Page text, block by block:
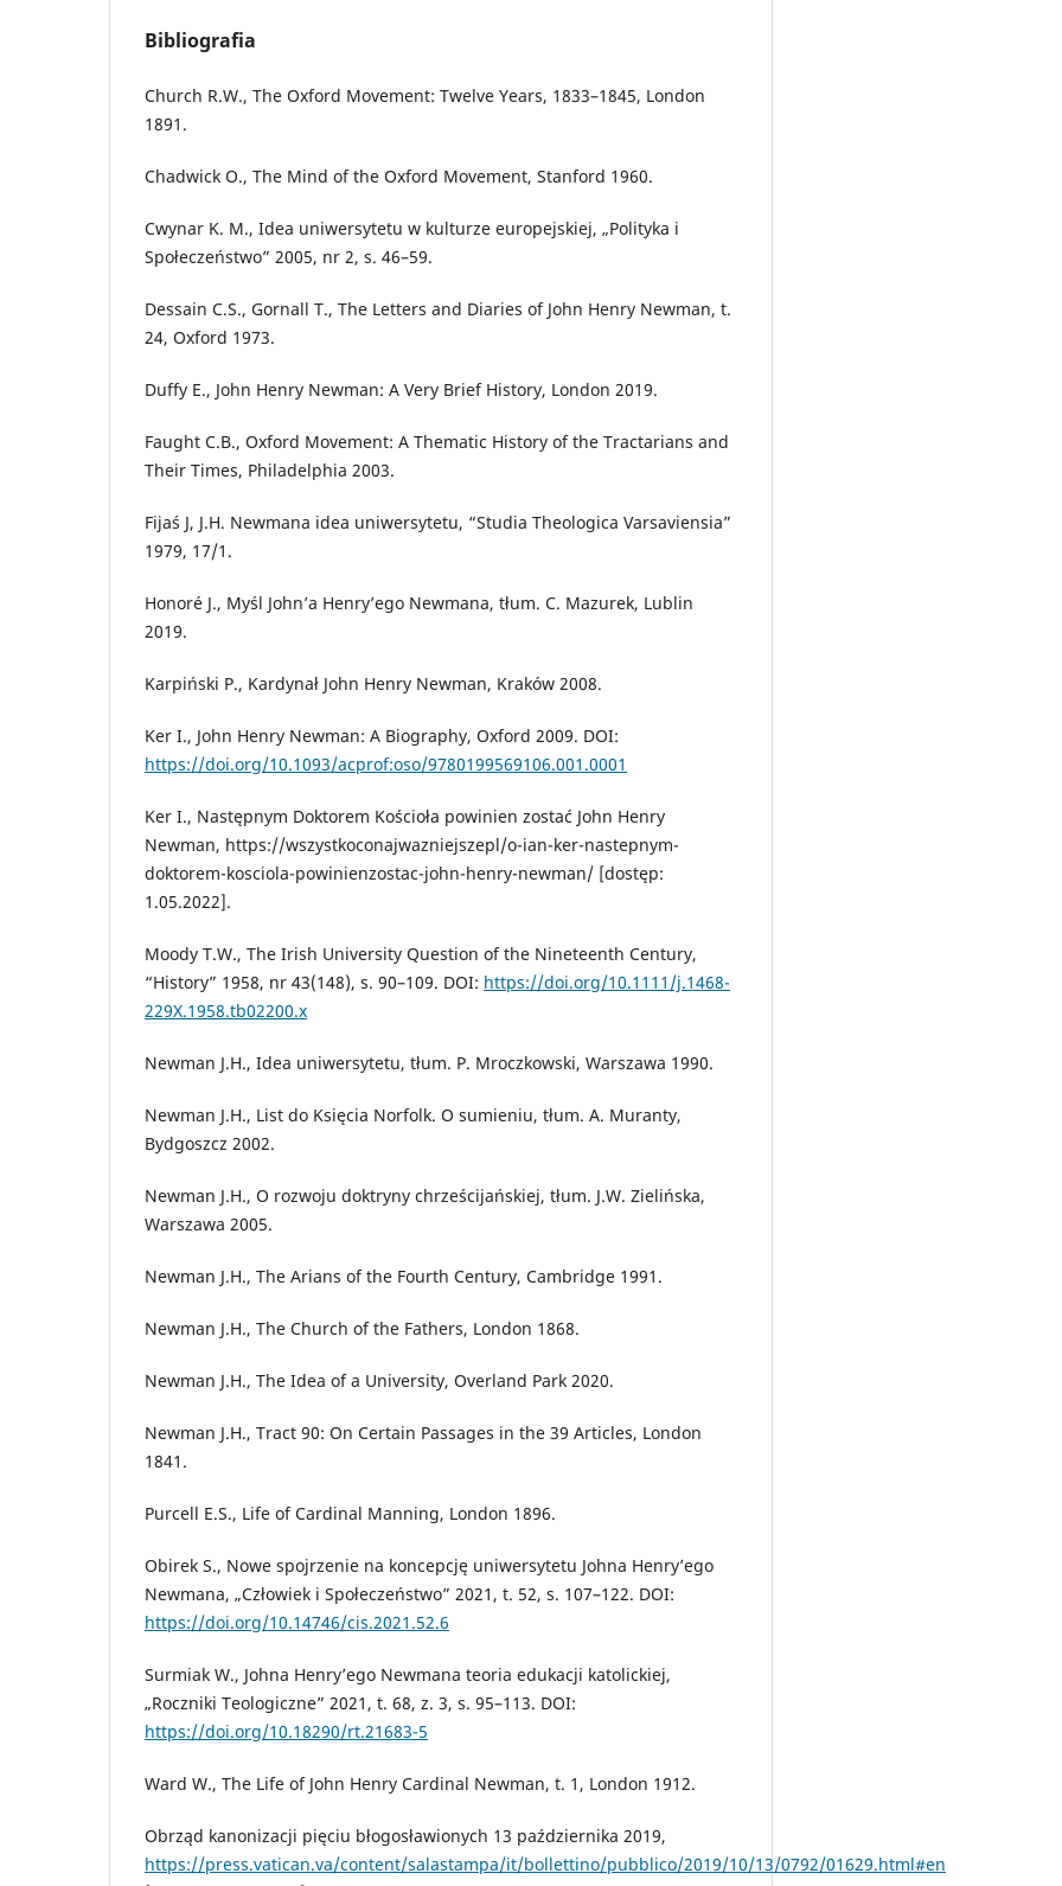
Bibliografia
Church R.W., The Oxford Movement: Twelve Years, 1833–1845, London
1891.
Chadwick O., The Mind of the Oxford Movement, Stanford 1960.
Cwynar K. M., Idea uniwersytetu w kulturze europejskiej, „Polityka i
Społeczeństwo” 2005, nr 2, s. 46–59.
Dessain C.S., Gornall T., The Letters and Diaries of John Henry Newman, t.
24, Oxford 1973.
Duffy E., John Henry Newman: A Very Brief History, London 2019.
Faught C.B., Oxford Movement: A Thematic History of the Tractarians and
Their Times, Philadelphia 2003.
Fijaś J, J.H. Newmana idea uniwersytetu, “Studia Theologica Varsaviensia”
1979, 17/1.
Honoré J., Myśl John’a Henry’ego Newmana, tłum. C. Mazurek, Lublin
2019.
Karpiński P., Kardynał John Henry Newman, Kraków 2008.
Ker I., John Henry Newman: A Biography, Oxford 2009. DOI:
https://doi.org/10.1093/acprof:oso/9780199569106.001.0001
Ker I., Następnym Doktorem Kościoła powinien zostać John Henry
Newman, https://wszystkoconajwazniejszepl/o-ian-ker-nastepnym-
doktorem-kosciola-powinienzostac-john-henry-newman/ [dostęp:
1.05.2022].
Moody T.W., The Irish University Question of the Nineteenth Century,
“History” 1958, nr 43(148), s. 90–109. DOI: https://doi.org/10.1111/j.1468-
229X.1958.tb02200.x
Newman J.H., Idea uniwersytetu, tłum. P. Mroczkowski, Warszawa 1990.
Newman J.H., List do Księcia Norfolk. O sumieniu, tłum. A. Muranty,
Bydgoszcz 2002.
Newman J.H., O rozwoju doktryny chrześcijańskiej, tłum. J.W. Zielińska,
Warszawa 2005.
Newman J.H., The Arians of the Fourth Century, Cambridge 1991.
Newman J.H., The Church of the Fathers, London 1868.
Newman J.H., The Idea of a University, Overland Park 2020.
Newman J.H., Tract 90: On Certain Passages in the 39 Articles, London
1841.
Purcell E.S., Life of Cardinal Manning, London 1896.
Obirek S., Nowe spojrzenie na koncepcję uniwersytetu Johna Henry’ego
Newmana, „Człowiek i Społeczeństwo” 2021, t. 52, s. 107–122. DOI:
https://doi.org/10.14746/cis.2021.52.6
Surmiak W., Johna Henry’ego Newmana teoria edukacji katolickiej,
„Roczniki Teologiczne” 2021, t. 68, z. 3, s. 95–113. DOI:
https://doi.org/10.18290/rt.21683-5
Ward W., The Life of John Henry Cardinal Newman, t. 1, London 1912.
Obrząd kanonizacji pięciu błogosławionych 13 października 2019,
https://press.vatican.va/content/salastampa/it/bollettino/pubblico/2019/10/13/0792/01629.html#en